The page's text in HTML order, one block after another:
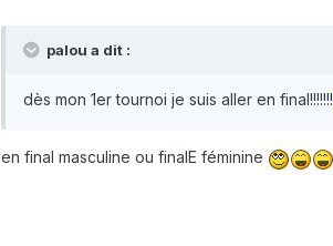
palou a dit :
dès mon 1er tournoi je suis aller en final!!!!!!!
en final masculine ou finalE féminine